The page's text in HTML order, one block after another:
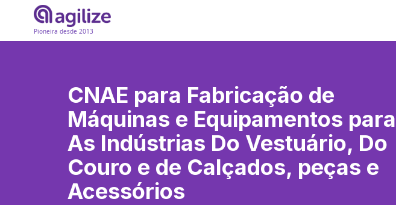
Pioneira desde 2013
CNAE para Fabricação de
Máquinas e Equipamentos para
As Indústrias Do Vestuário, Do
Couro e de Calçados, peças e
Acessórios